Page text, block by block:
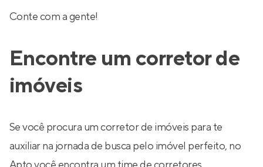
Conte com a gente!
Encontre um corretor de
imóveis
Se você procura um corretor de imóveis para te
auxiliar na jornada de busca pelo imóvel perfeito, no